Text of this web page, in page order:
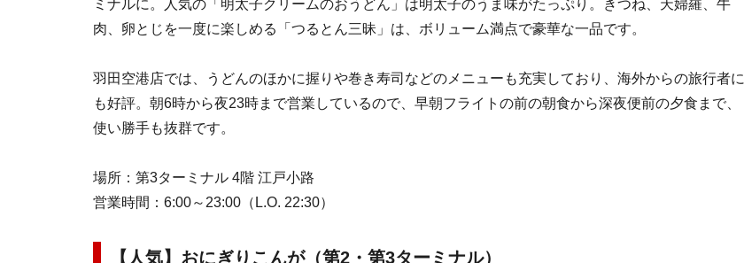
ミナルに。人気の「明太子クリームのおうどん」は明太子のうま味がたっぷり。きつね、天婦羅、牛
肉、卵とじを一度に楽しめる「つるとん三昧」は、ボリューム満点で豪華な一品です。
羽田空港店では、うどんのほかに握りや巻き寿司などのメニューも充実しており、海外からの旅行者に
も好評。朝6時から夜23時まで営業しているので、早朝フライトの前の朝食から深夜便前の夕食まで、
使い勝手も抜群です。
場所：第3ターミナル 4階 江戸小路
営業時間：6:00～23:00（L.O. 22:30）
【人気】おにぎりこんが（第2・第3ターミナル）